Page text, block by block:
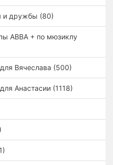
и дружбы (80)
ABBA + по мюзиклу
Вячеслава (500)
Анастасии (1118)